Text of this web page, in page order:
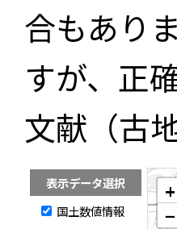
合もあり
すが、正
文献（古
表示データ選択
国土数値情報
+
−